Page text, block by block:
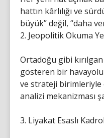
hattın kârlılığı ve
büyük” değil, “daha
2. Jeopolitik Okuma
Ortadoğu gibi
gösteren bir
ve strateji birimleriyle
analizi mekanizması
3. Liyakat Esaslı